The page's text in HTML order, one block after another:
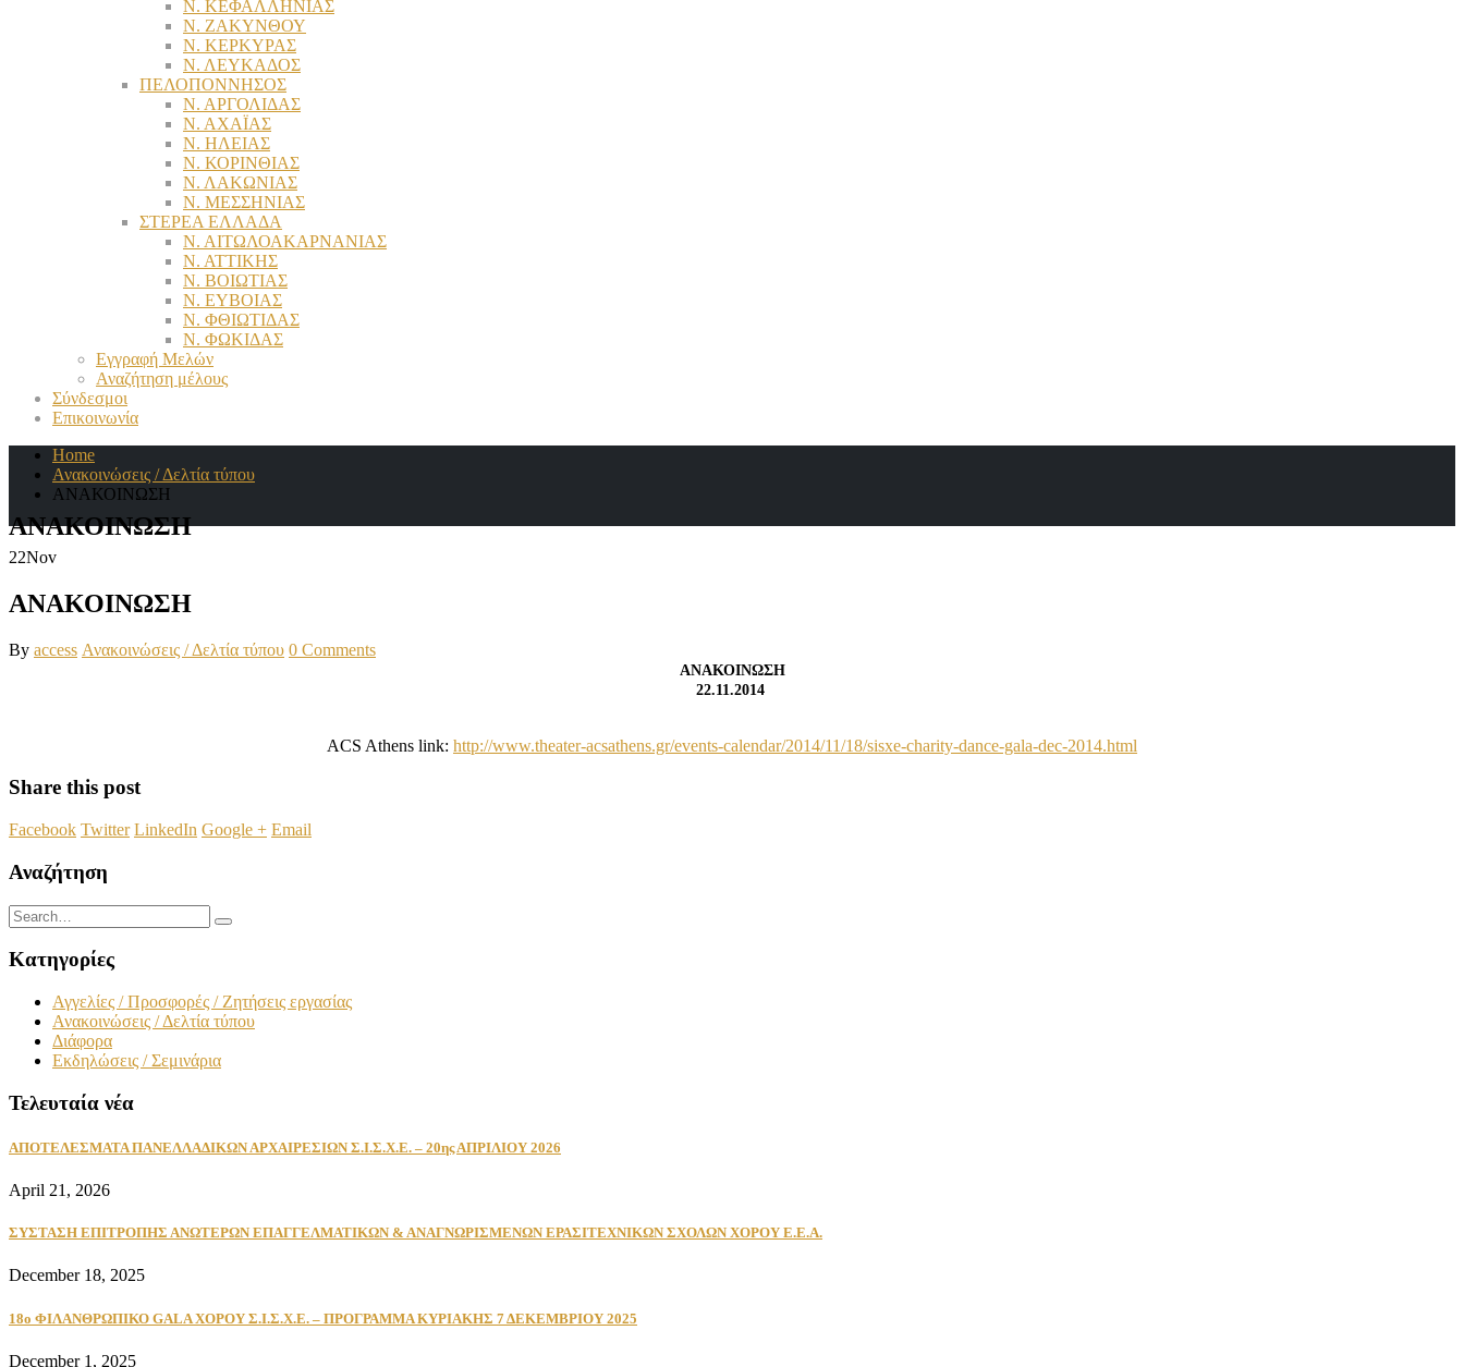
Ν. ΚΕΦΑΛΛΗΝΙΑΣ
Ν. ΖΑΚΥΝΘΟΥ
Ν. ΚΕΡΚΥΡΑΣ
Ν. ΛΕΥΚΑΔΟΣ
ΠΕΛΟΠΟΝΝΗΣΟΣ
Ν. ΑΡΓΟΛΙΔΑΣ
Ν. ΑΧΑΪΑΣ
Ν. ΗΛΕΙΑΣ
Ν. ΚΟΡΙΝΘΙΑΣ
Ν. ΛΑΚΩΝΙΑΣ
Ν. ΜΕΣΣΗΝΙΑΣ
ΣΤΕΡΕΑ ΕΛΛΑΔΑ
Ν. ΑΙΤΩΛΟΑΚΑΡΝΑΝΙΑΣ
Ν. ΑΤΤΙΚΗΣ
Ν. ΒΟΙΩΤΙΑΣ
Ν. ΕΥΒΟΙΑΣ
Ν. ΦΘΙΩΤΙΔΑΣ
Ν. ΦΩΚΙΔΑΣ
Εγγραφή Μελών
Αναζήτηση μέλους
Σύνδεσμοι
Επικοινωνία
Home
Ανακοινώσεις / Δελτία τύπου
ΑΝΑΚΟΙΝΩΣΗ
ΑΝΑΚΟΙΝΩΣΗ
22Nov
ΑΝΑΚΟΙΝΩΣΗ
By access Ανακοινώσεις / Δελτία τύπου 0 Comments
ΑΝΑΚΟΙΝΩΣΗ
22.11.2014
ACS Athens link: http://www.theater-acsathens.gr/events-calendar/2014/11/18/sisxe-charity-dance-gala-dec-2014.html
Share this post
Facebook Twitter LinkedIn Google + Email
Αναζήτηση
Κατηγορίες
Αγγελίες / Προσφορές / Ζητήσεις εργασίας
Ανακοινώσεις / Δελτία τύπου
Διάφορα
Εκδηλώσεις / Σεμινάρια
Τελευταία νέα
ΑΠΟΤΕΛΕΣΜΑΤΑ ΠΑΝΕΛΛΑΔΙΚΩΝ ΑΡΧΑΙΡΕΣΙΩΝ Σ.Ι.Σ.Χ.Ε. – 20ης ΑΠΡΙΛΙΟΥ 2026
April 21, 2026
ΣΥΣΤΑΣΗ ΕΠΙΤΡΟΠΗΣ ΑΝΩΤΕΡΩΝ ΕΠΑΓΓΕΛΜΑΤΙΚΩΝ & ΑΝΑΓΝΩΡΙΣΜΕΝΩΝ ΕΡΑΣΙΤΕΧΝΙΚΩΝ ΣΧΟΛΩΝ ΧΟΡΟΥ Ε.Ε.Α.
December 18, 2025
18ο ΦΙΛΑΝΘΡΩΠΙΚΟ GALA ΧΟΡΟΥ Σ.Ι.Σ.Χ.Ε. – ΠΡΟΓΡΑΜΜΑ ΚΥΡΙΑΚΗΣ 7 ΔΕΚΕΜΒΡΙΟΥ 2025
December 1, 2025